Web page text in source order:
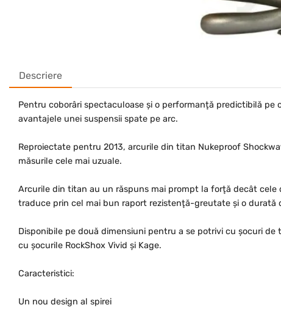
Descriere
Pentru coborâri spectaculoase şi o performanţă predictibilă
avantajele unei suspensii spate pe arc.
Reproiectate pentru 2013, arcurile din titan Nukeproof
măsurile cele mai uzuale.
Arcurile din titan au un răspuns mai prompt la forţă decât
traduce prin cel mai bun raport rezistenţă-greutate şi o durată
Disponibile pe două dimensiuni pentru a se potrivi cu şocuri
cu şocurile RockShox Vivid şi Kage.
Caracteristici:
Un nou design al spirei